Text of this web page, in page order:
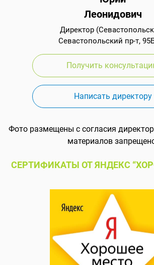
Леонидович
Директор
Севастопольский пр-т,
Получить
Написать директору
Фото размещены с согласия
материалов
СЕРТИФИКАТЫ ОТ ЯНДЕКС